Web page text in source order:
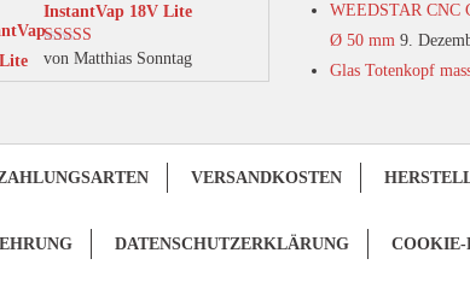
InstantVap 18V Lite
Bewertet mit
5von 5
von Matthias Sonntag
WEEDSTAR CNC
Ø 50 mm 9.
Glas Totenkopf
VERSANDKOSTEN
DATENSCHUTZERKLÄRUNG